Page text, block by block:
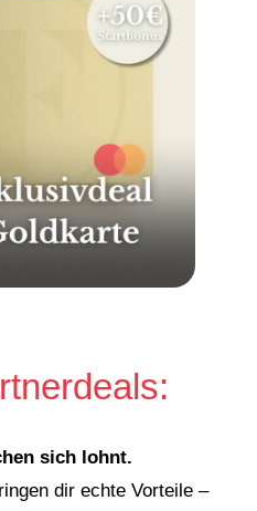
sich lohnt.
dir echte Vorteile –